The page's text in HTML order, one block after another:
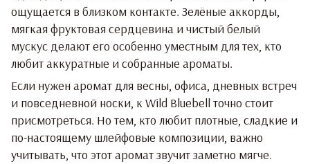
ощущается в близком контакте. Зелёные аккорды,
мягкая фруктовая сердцевина и чистый белый
мускус делают его особенно уместным для тех, кто
любит аккуратные и собранные ароматы.
Если нужен аромат для весны, офиса, дневных встреч
и повседневной носки, к Wild Bluebell точно стоит
присмотреться. Но тем, кто любит плотные, сладкие и
по-настоящему шлейфовые композиции, важно
учитывать, что этот аромат звучит заметно мягче.